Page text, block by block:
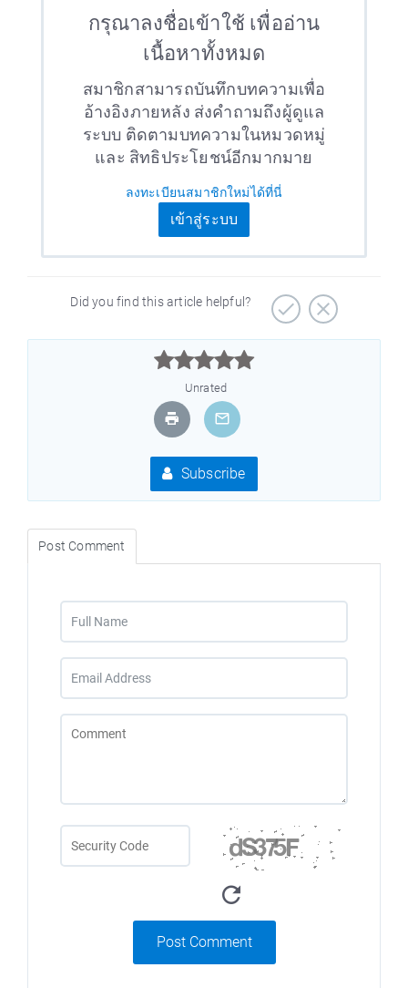
กรุณาลงชื่อเข้าใช้ เพื่ออ่าน
เนื้อหาทั้งหมด
สมาชิกสามารถบันทึกบทความเพื่อ
อ้างอิงภายหลัง ส่งคำถามถึงผู้ดูแล
ระบบ ติดตามบทความในหมวดหมู่
และ สิทธิประโยชน์อีกมากมาย
ลงทะเบียนสมาชิกใหม่ได้ที่นี่
เข้าสู่ระบบ
Did you find this article helpful?



Unrated
Subscribe
Post Comment
Post Comment